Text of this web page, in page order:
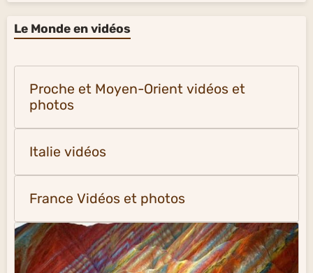
Le Monde en vidéos
Proche et Moyen-Orient vidéos et
photos
Italie vidéos
France Vidéos et photos